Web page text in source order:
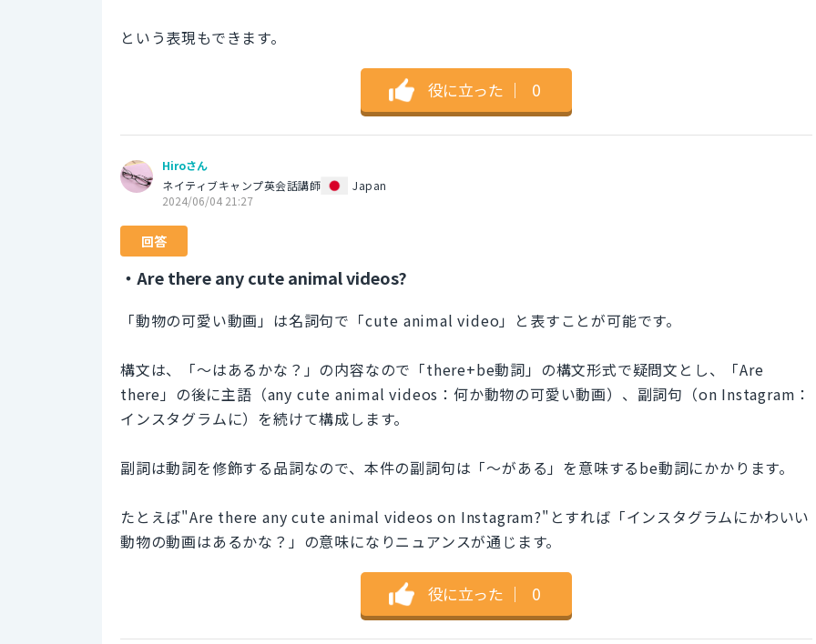
という表現もできます。
役に立った ｜ 0
Hiroさん
ネイティブキャンプ英会話講師
Japan
2024/06/04 21:27
回答
・Are there any cute animal videos?
「動物の可愛い動画」は名詞句で「cute animal video」と表すことが可能です。
構文は、「～はあるかな？」の内容なので「there+be動詞」の構文形式で疑問文とし、「Are
there」の後に主語（any cute animal videos：何か動物の可愛い動画）、副詞句（on Instagram：
インスタグラムに）を続けて構成します。
副詞は動詞を修飾する品詞なので、本件の副詞句は「～がある」を意味するbe動詞にかかります。
たとえば"Are there any cute animal videos on Instagram?"とすれば「インスタグラムにかわいい
動物の動画はあるかな？」の意味になりニュアンスが通じます。
役に立った ｜ 0